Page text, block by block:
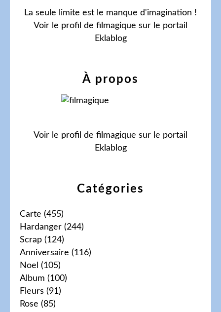
Catégories
Carte (455)
Hardanger (244)
Scrap (124)
Anniversaire (116)
Noel (105)
Album (100)
Fleurs (91)
Rose (85)
La seule limite est le manque d'imagination !
Voir le profil de filmagique sur le portail
Eklablog
À propos
Voir le profil de filmagique sur le portail
Eklablog